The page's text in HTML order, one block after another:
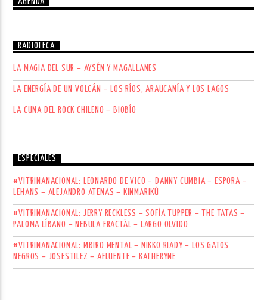
RADIOTECA
LA MAGIA DEL SUR – AYSÉN Y MAGALLANES
LA ENERGÍA DE UN VOLCÁN – LOS RÍOS, ARAUCANÍA Y LOS LAGOS
LA CUNA DEL ROCK CHILENO – BIOBÍO
ESPECIALES
#VITRINANACIONAL: LEONARDO DE VICO – DANNY CUMBIA – ESPORA –
LEHANS – ALEJANDRO ATENAS – KINMARIKÚ
#VITRINANACIONAL: JERRY RECKLESS – SOFÍA TUPPER – THE TATAS –
PALOMA LÍBANO – NEBULA FRACTÄL – LARGO OLVIDO
#VITRINANACIONAL: MBIRO MENTAL – NIKKO RIADY – LOS GATOS
NEGROS – JOSESTILEZ – AFLUENTE – KATHERYNE